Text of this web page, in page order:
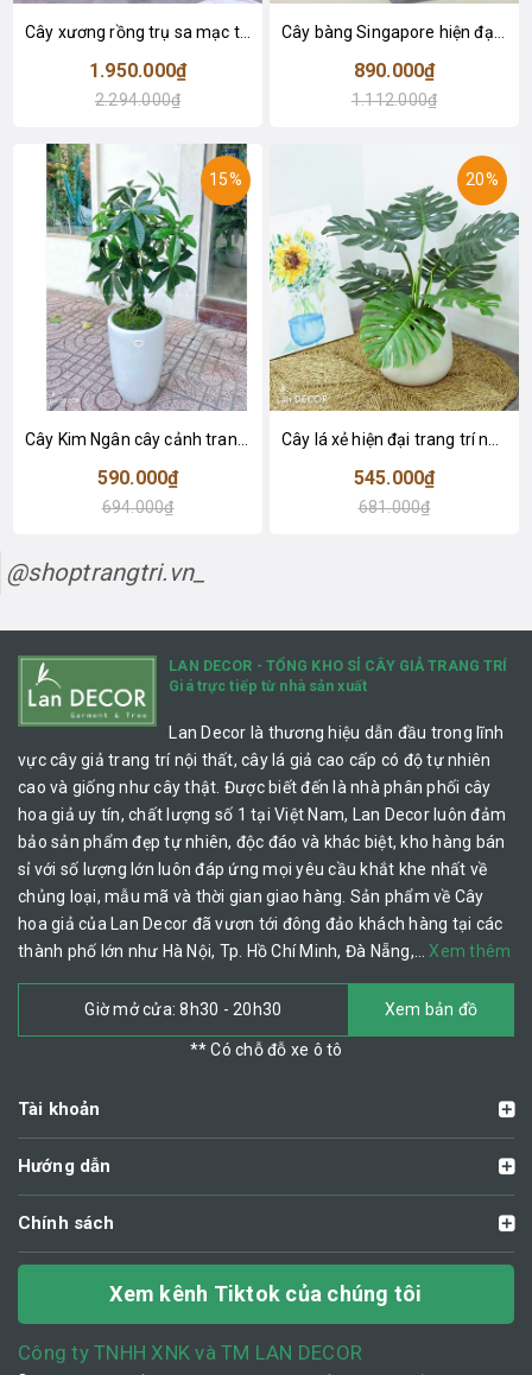
Cây xương rồng trụ sa mạc trang trí loại 2 tay (155cm) - LC2912
1.950.000₫
2.294.000₫
890.000₫
1.112.000₫
15%
590.000₫
694.000₫
20%
545.000₫
681.000₫
@shoptrangtri.vn_
LAN DECOR - TỔNG KHO SỈ CÂY GIẢ TRANG TRÍ
Giá trực tiếp từ nhà sản xuất
Lan Decor là thương hiệu dẫn đầu trong lĩnh
vực cây giả trang trí nội thất, cây lá giả cao cấp có độ tự nhiên
cao và giống như cây thật. Được biết đến là nhà phân phối cây
hoa giả uy tín, chất lượng số 1 tại Việt Nam, Lan Decor luôn đảm
bảo sản phẩm đẹp tự nhiên, độc đáo và khác biệt, kho hàng bán
sỉ với số lượng lớn luôn đáp ứng mọi yêu cầu khắt khe nhất về
chủng loại, mẫu mã và thời gian giao hàng. Sản phẩm về Cây
hoa giả của Lan Decor đã vươn tới đông đảo khách hàng tại các
thành phố lớn như Hà Nội, Tp. Hồ Chí Minh, Đà Nẵng,…Xem thêm
Giờ mở cửa: 8h30 - 20h30 Xem bản đồ
** Có chỗ đỗ xe ô tô
Tài khoản
Hướng dẫn
Chính sách
Xem kênh Tiktok của chúng tôi
Công ty TNHH XNK và TM LAN DECOR